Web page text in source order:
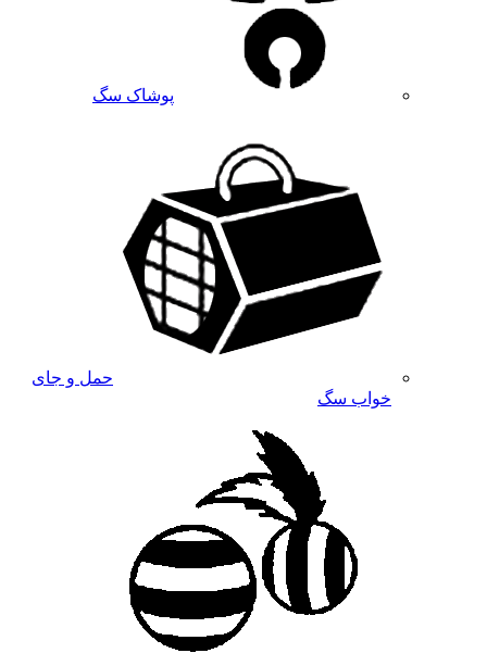
پوشاک سگ
حمل و جای
خواب سگ